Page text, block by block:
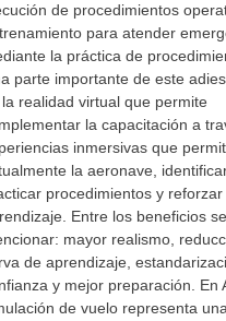
de procedimientos
para atender
la práctica de
parte importante de este
realidad virtual que permite
la capacitación a
inmersivas que
la aeronave,
procedimientos y reforzar
Entre los beneficios
mayor realismo,
de aprendizaje,
y mejor preparación. En
de vuelo representa